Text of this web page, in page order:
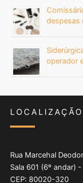
despesas
operador
LOCALIZAÇÃO
Rua Marcehal
Sala 601 (6º andar)
CEP: 80020-320